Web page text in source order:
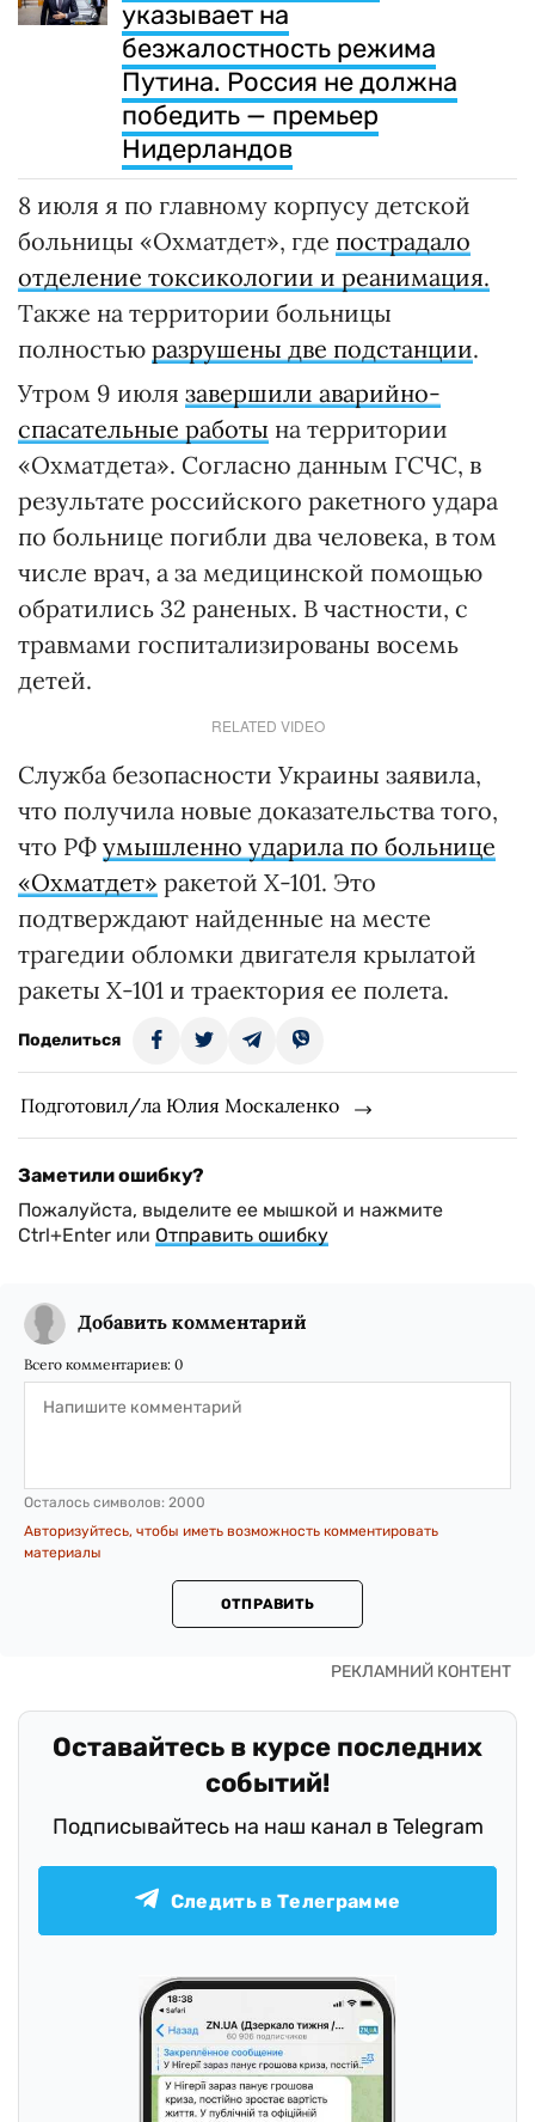
указывает на
безжалостность режима
Путина. Россия не должна
победить — премьер
Нидерландов
8 июля я по главному корпусу детской
больницы «Охматдет», где пострадало
отделение токсикологии и реанимация.
Также на территории больницы
полностью разрушены две подстанции.
Утром 9 июля завершили аварийно-
спасательные работы на территории
«Охматдета». Согласно данным ГСЧС, в
результате российского ракетного удара
по больнице погибли два человека, в том
числе врач, а за медицинской помощью
обратились 32 раненых. В частности, с
травмами госпитализированы восемь
детей.
RELATED VIDEO
Служба безопасности Украины заявила,
что получила новые доказательства того,
что РФ умышленно ударила по больнице
«Охматдет» ракетой Х-101. Это
подтверждают найденные на месте
трагедии обломки двигателя крылатой
ракеты Х-101 и траектория ее полета.
Поделиться
Подготовил/ла Юлия Москаленко
Заметили ошибку?
Пожалуйста, выделите ее мышкой и нажмите
Ctrl+Enter или Отправить ошибку
Добавить комментарий
Всего комментариев: 0
Осталось символов: 2000
Авторизуйтесь, чтобы иметь возможность комментировать
материалы
ОТПРАВИТЬ
Оставайтесь в курсе последних
событий!
Подписывайтесь на наш канал в Telegram
Следить в Телеграмме